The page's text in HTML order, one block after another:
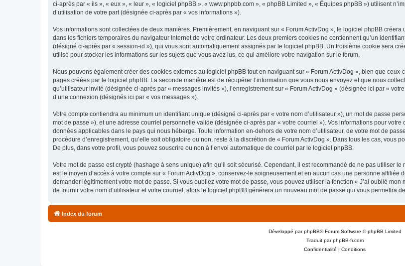
ci-après par « ils », « eux », « leur », « logiciel phpBB », « www.phpbb.com », « phpBB Limited », « Équipes phpBB ») utilisent
d’utilisation de votre part (désignée ci-après par « vos informations »).
Vos informations sont collectées de deux manières. Premièrement, en naviguant sur « Forum ActivDog », le logiciel phpBB
dans les fichiers temporaires du navigateur Internet de votre ordinateur. Les deux premiers cookies ne contiennent qu’un
(désigné ci-après par « session-id »), qui vous sont automatiquement assignés par le logiciel phpBB. Un troisième cookie sera
utilisé pour stocker les informations sur les sujets que vous avez lus, ce qui améliore votre navigation sur le forum.
Nous pouvons également créer des cookies externes au logiciel phpBB tout en naviguant sur « Forum ActivDog », bien que
pages créées par le logiciel phpBB. La seconde manière est de récupérer l’information que vous nous envoyez et que nous
qu’utilisateur invité (désignée ci-après par « messages invités »), l’enregistrement sur « Forum ActivDog » (désignée ici par «
d’une connexion (désignés ici par « vos messages »).
Votre compte contiendra au minimum un identifiant unique (désigné ci-après par « votre nom d’utilisateur »), un mot de passe
mot de passe »), et une adresse courriel personnelle valide (désignée ci-après par « votre courriel »). Vos informations pour
données applicables dans le pays qui nous héberge. Toute information en-dehors de votre nom d’utilisateur, de votre mot de
procédure d’enregistrement, qu’elle soit obligatoire ou non, reste à la discrétion de « Forum ActivDog ». Dans tous les cas, vous
De plus, dans votre profil, vous pouvez souscrire ou non à l’envoi automatique de courriel par le logiciel phpBB.
Votre mot de passe est crypté (hashage à sens unique) afin qu’il soit sécurisé. Cependant, il est recommandé de ne pas utiliser
est le moyen d’accès à votre compte sur « Forum ActivDog », conservez-le soigneusement et en aucun cas une personne affiliée
demander légitimement votre mot de passe. Si vous oubliez votre mot de passe, vous pouvez utiliser la fonction « J’ai oublié
de fournir votre nom d’utilisateur et votre courriel, alors le logiciel phpBB générera un nouveau mot de passe qui vous permettra
Index du forum
Développé parphpBB® Forum Software © phpBB Limited
Traduit parphpBB-fr.com
Confidentialité | Conditions